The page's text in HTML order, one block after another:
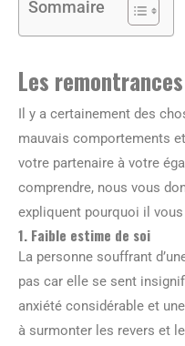
Sommaire
Les
Il y a certainement des
mauvais comportements
votre partenaire à votre
comprendre, nous vous
expliquent pourquoi il
1. Faible estime de soi
La personne souffrant
pas car elle se sent
anxiété considérable et
à surmonter les revers et